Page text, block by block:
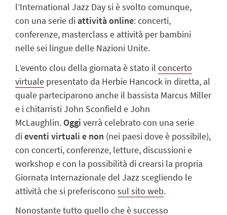
l’International Jazz Day si è svolto comunque,
con una serie diattività online: concerti,
conferenze, masterclass e attività per bambini
nelle sei lingue delle Nazioni Unite.
L’evento clou della giornata è stato il concerto
virtuale presentato da Herbie Hancock in diretta, al
quale parteciparono anche il bassista Marcus Miller
e i chitarristi John Sconfield e John
McLaughlin. Oggi verrà celebrato con una serie
dieventi virtuali e non (nei paesi dove è possibile),
con concerti, conferenze, letture, discussioni e
workshop e con la possibilità di crearsi la propria
Giornata Internazionale del Jazz scegliendo le
attività che si preferiscono sul sito web.
Nonostante tutto quello che è successo